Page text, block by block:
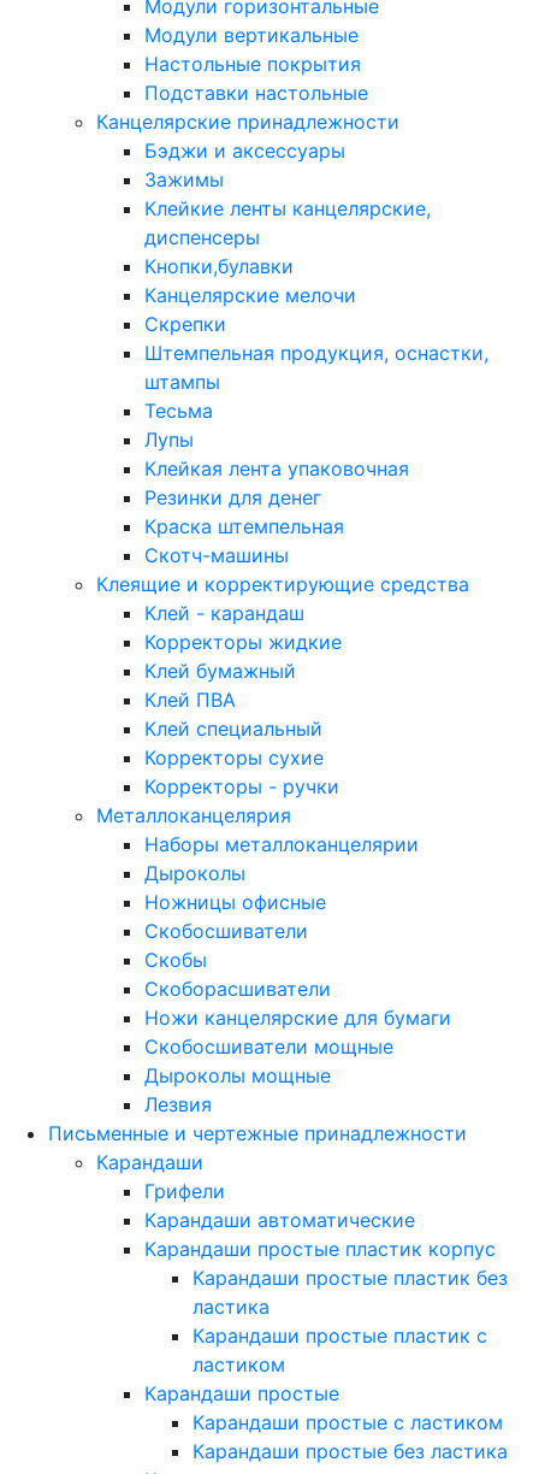
Модули горизонтальные
Модули вертикальные
Настольные покрытия
Подставки настольные
Канцелярские принадлежности
Бэджи и аксессуары
Зажимы
Клейкие ленты канцелярские,
диспенсеры
Кнопки,булавки
Канцелярские мелочи
Скрепки
Штемпельная продукция, оснастки,
штампы
Тесьма
Лупы
Клейкая лента упаковочная
Резинки для денег
Краска штемпельная
Скотч-машины
Клеящие и корректирующие средства
Клей - карандаш
Корректоры жидкие
Клей бумажный
Клей ПВА
Клей специальный
Корректоры сухие
Корректоры - ручки
Металлоканцелярия
Наборы металлоканцелярии
Дыроколы
Ножницы офисные
Скобосшиватели
Скобы
Скоборасшиватели
Ножи канцелярские для бумаги
Скобосшиватели мощные
Дыроколы мощные
Лезвия
Письменные и чертежные принадлежности
Карандаши
Грифели
Карандаши автоматические
Карандаши простые пластик корпус
Карандаши простые пластик без
ластика
Карандаши простые пластик с
ластиком
Карандаши простые
Карандаши простые с ластиком
Карандаши простые без ластика